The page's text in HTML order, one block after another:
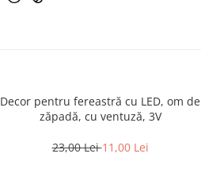
Decor pentru fereastră cu LED, om de
zăpadă, cu ventuză, 3V
23,00 Lei11,00 Lei